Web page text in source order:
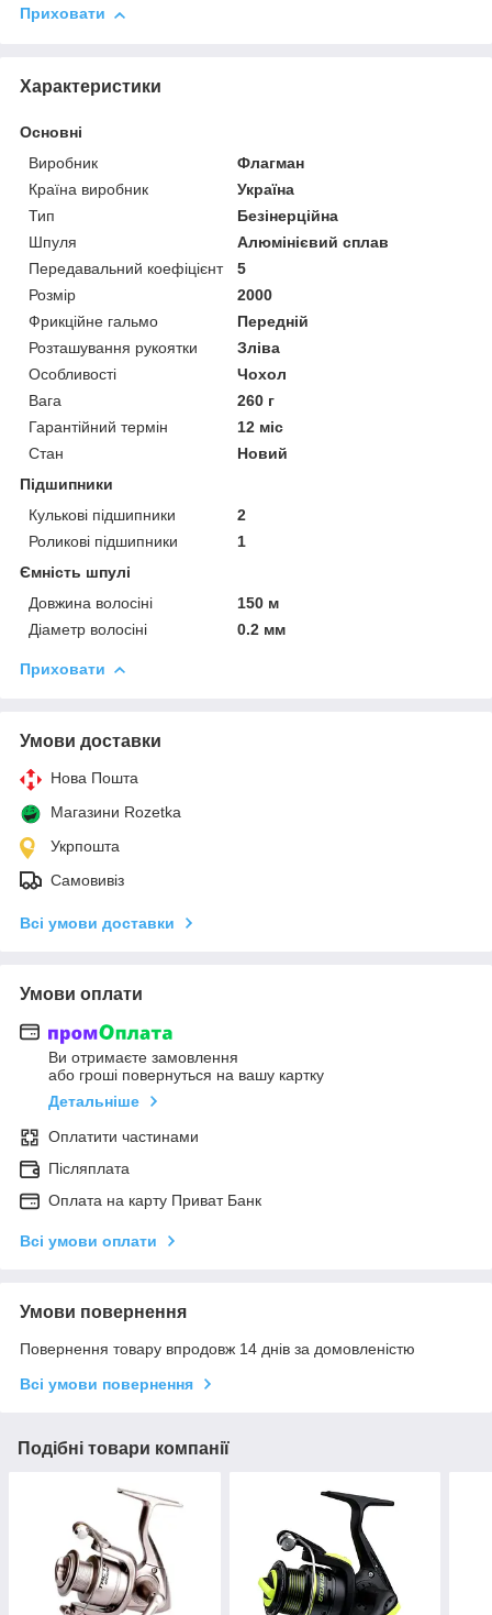
Приховати
Характеристики
Основні
Виробник
Флагман
Країна виробник
Україна
Тип
Безінерційна
Шпуля
Алюмінієвий сплав
Передавальний коефіцієнт
5
Розмір
2000
Фрикційне гальмо
Передній
Розташування рукоятки
Зліва
Особливості
Чохол
Вага
260 г
Гарантійний термін
12 міс
Стан
Новий
Підшипники
Кулькові підшипники
2
Роликові підшипники
1
Ємність шпулі
Довжина волосіні
150 м
Діаметр волосіні
0.2 мм
Приховати
Умови доставки
Нова Пошта
Магазини Rozetka
Укрпошта
Самовивіз
Всі умови доставки
Умови оплати
Ви отримаєте замовлення
або гроші повернуться на вашу картку
Детальніше
Оплатити частинами
Післяплата
Оплата на карту Приват Банк
Всі умови оплати
Умови повернення
Повернення товару впродовж 14 днів за домовленістю
Всі умови повернення
Подібні товари компанії